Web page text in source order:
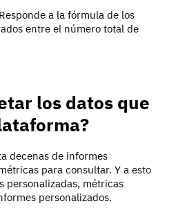
a la fórmula de los
entre el número total de
los datos que
decenas de informes
para consultar. Y a esto
personalizadas, métricas
personalizados.